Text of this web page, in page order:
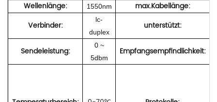
Wellenlänge: 1550nm max.Kabellänge:
Verbinder:
lc-
duplex
unterstützt:
Sendeleistung:
0 ~
5dbm
Empfangsempfindlichkeit: